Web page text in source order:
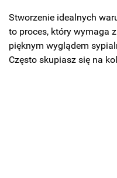
Stworzenie idealnych
to proces, który wymaga
pięknym wyglądem
Często skupiasz się na